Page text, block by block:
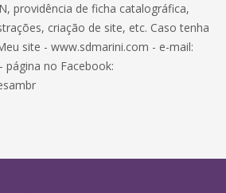
providência de ficha catalográfica,
criação de site, etc. Caso tenha
site - www.sdmarini.com - e-mail:
página no Facebook: